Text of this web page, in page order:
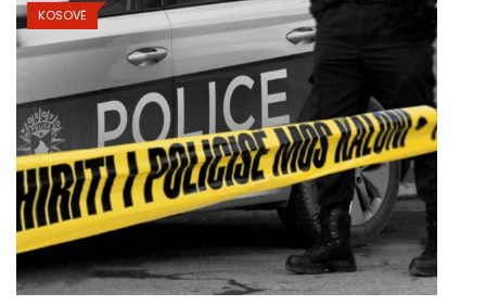
KOSOVË